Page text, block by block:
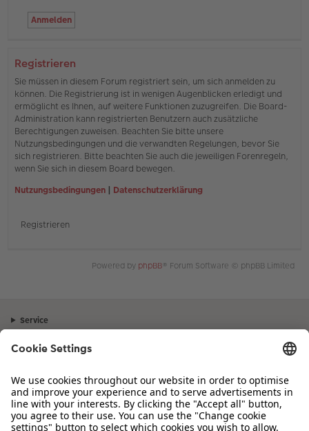
Registrieren
Sie müssen in diesem Forum registriert sein, um sich anmelden zu
können. Die Registrierung ist in wenigen Augenblicken erledigt und
ermöglicht es Ihnen, auf weitere Funktionen zuzugreifen. Die Board-
Administration kann registrierten Benutzern auch zusätzliche
Berechtigungen zuweisen. Beachten Sie bitte unsere
Nutzungsbedingungen und die verwandten Regelungen, bevor Sie
sich registrieren. Bitte beachten Sie auch die jeweiligen Forenregeln,
wenn Sie sich in diesem Board bewegen.
Nutzungsbedingungen | Datenschutzerklärung
Registrieren
Powered by phpBB® Forum Software © phpBB Limited
Service
Sortiment